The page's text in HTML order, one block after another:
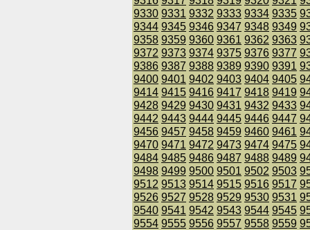
9330 9331 9332 9333 9334 9335
9344 9345 9346 9347 9348 9349
9358 9359 9360 9361 9362 9363
9372 9373 9374 9375 9376 9377
9386 9387 9388 9389 9390 9391
9400 9401 9402 9403 9404 9405
9414 9415 9416 9417 9418 9419
9428 9429 9430 9431 9432 9433
9442 9443 9444 9445 9446 9447
9456 9457 9458 9459 9460 9461
9470 9471 9472 9473 9474 9475
9484 9485 9486 9487 9488 9489
9498 9499 9500 9501 9502 9503
9512 9513 9514 9515 9516 9517
9526 9527 9528 9529 9530 9531
9540 9541 9542 9543 9544 9545
9554 9555 9556 9557 9558 9559